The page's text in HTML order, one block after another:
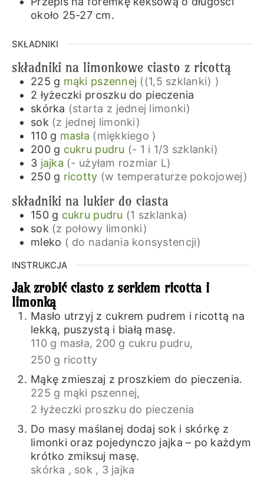
około 25-27 cm.
SKŁADNIKI
składniki na limonkowe ciasto z ricottą
225 g mąki pszennej ((1,5 szklanki) )
2 łyżeczki proszku do pieczenia
skórka (starta z jednej limonki)
sok (z jednej limonki)
110 g masła (miękkiego )
200 g cukru pudru (- 1 i 1/3 szklanki)
3 jajka (- użyłam rozmiar L)
250 g ricotty (w temperaturze pokojowej)
składniki na lukier do ciasta
150 g cukru pudru (1 szklanka)
sok (z połowy limonki)
mleko ( do nadania konsystencji)
INSTRUKCJA
Jak zrobić ciasto z serkiem ricotta i
limonką
Masło utrzyj z cukrem pudrem i ricottą na
lekką, puszystą i białą masę.
110 g masła, 200 g cukru pudru,
250 g ricotty
Mąkę zmieszaj z proszkiem do pieczenia.
225 g mąki pszennej,
2 łyżeczki proszku do pieczenia
Do masy maślanej dodaj sok i skórkę z
limonki oraz pojedynczo jajka – po każdym
krótko zmiksuj masę.
skórka , sok , 3 jajka